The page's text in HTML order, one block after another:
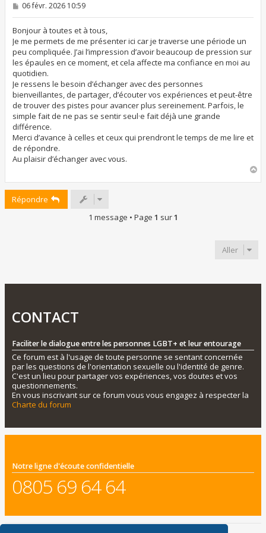
M
s
a
g
e
06 févr. 2026 10:59
Bonjour à toutes et à tous,
Je me permets de me présenter ici car je traverse une période un
peu compliquée. J’ai l’impression d’avoir beaucoup de pression sur
les épaules en ce moment, et cela affecte ma confiance en moi au
quotidien.
Je ressens le besoin d’échanger avec des personnes
bienveillantes, de partager, d’écouter vos expériences et peut-être
de trouver des pistes pour avancer plus sereinement. Parfois, le
simple fait de ne pas se sentir seul·e fait déjà une grande
différence.
Merci d’avance à celles et ceux qui prendront le temps de me lire et
de répondre.
Au plaisir d’échanger avec vous.
Répondre
1 message • Page 1 sur1
Aller
CONTACT
Faciliter le dialogue entre les personnes LGBT+ et leur entourage
Ce forum est à l'usage de toute personne se sentant concernée
par les questions de l'orientation sexuelle ou l'identité de genre.
C'est un lieu pour partager vos expériences, vos doutes et vos
questionnements.
En vous inscrivant sur ce forum vous vous engagez à respecter la
Charte du forum
Notre ligne d'écoute confidentielle
0805 69 64 64